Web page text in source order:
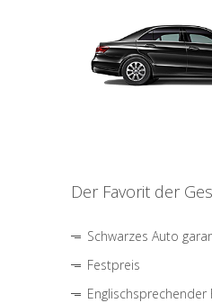
Der Favorit der
Schwarzes Auto
Festpreis
Englischsprechender